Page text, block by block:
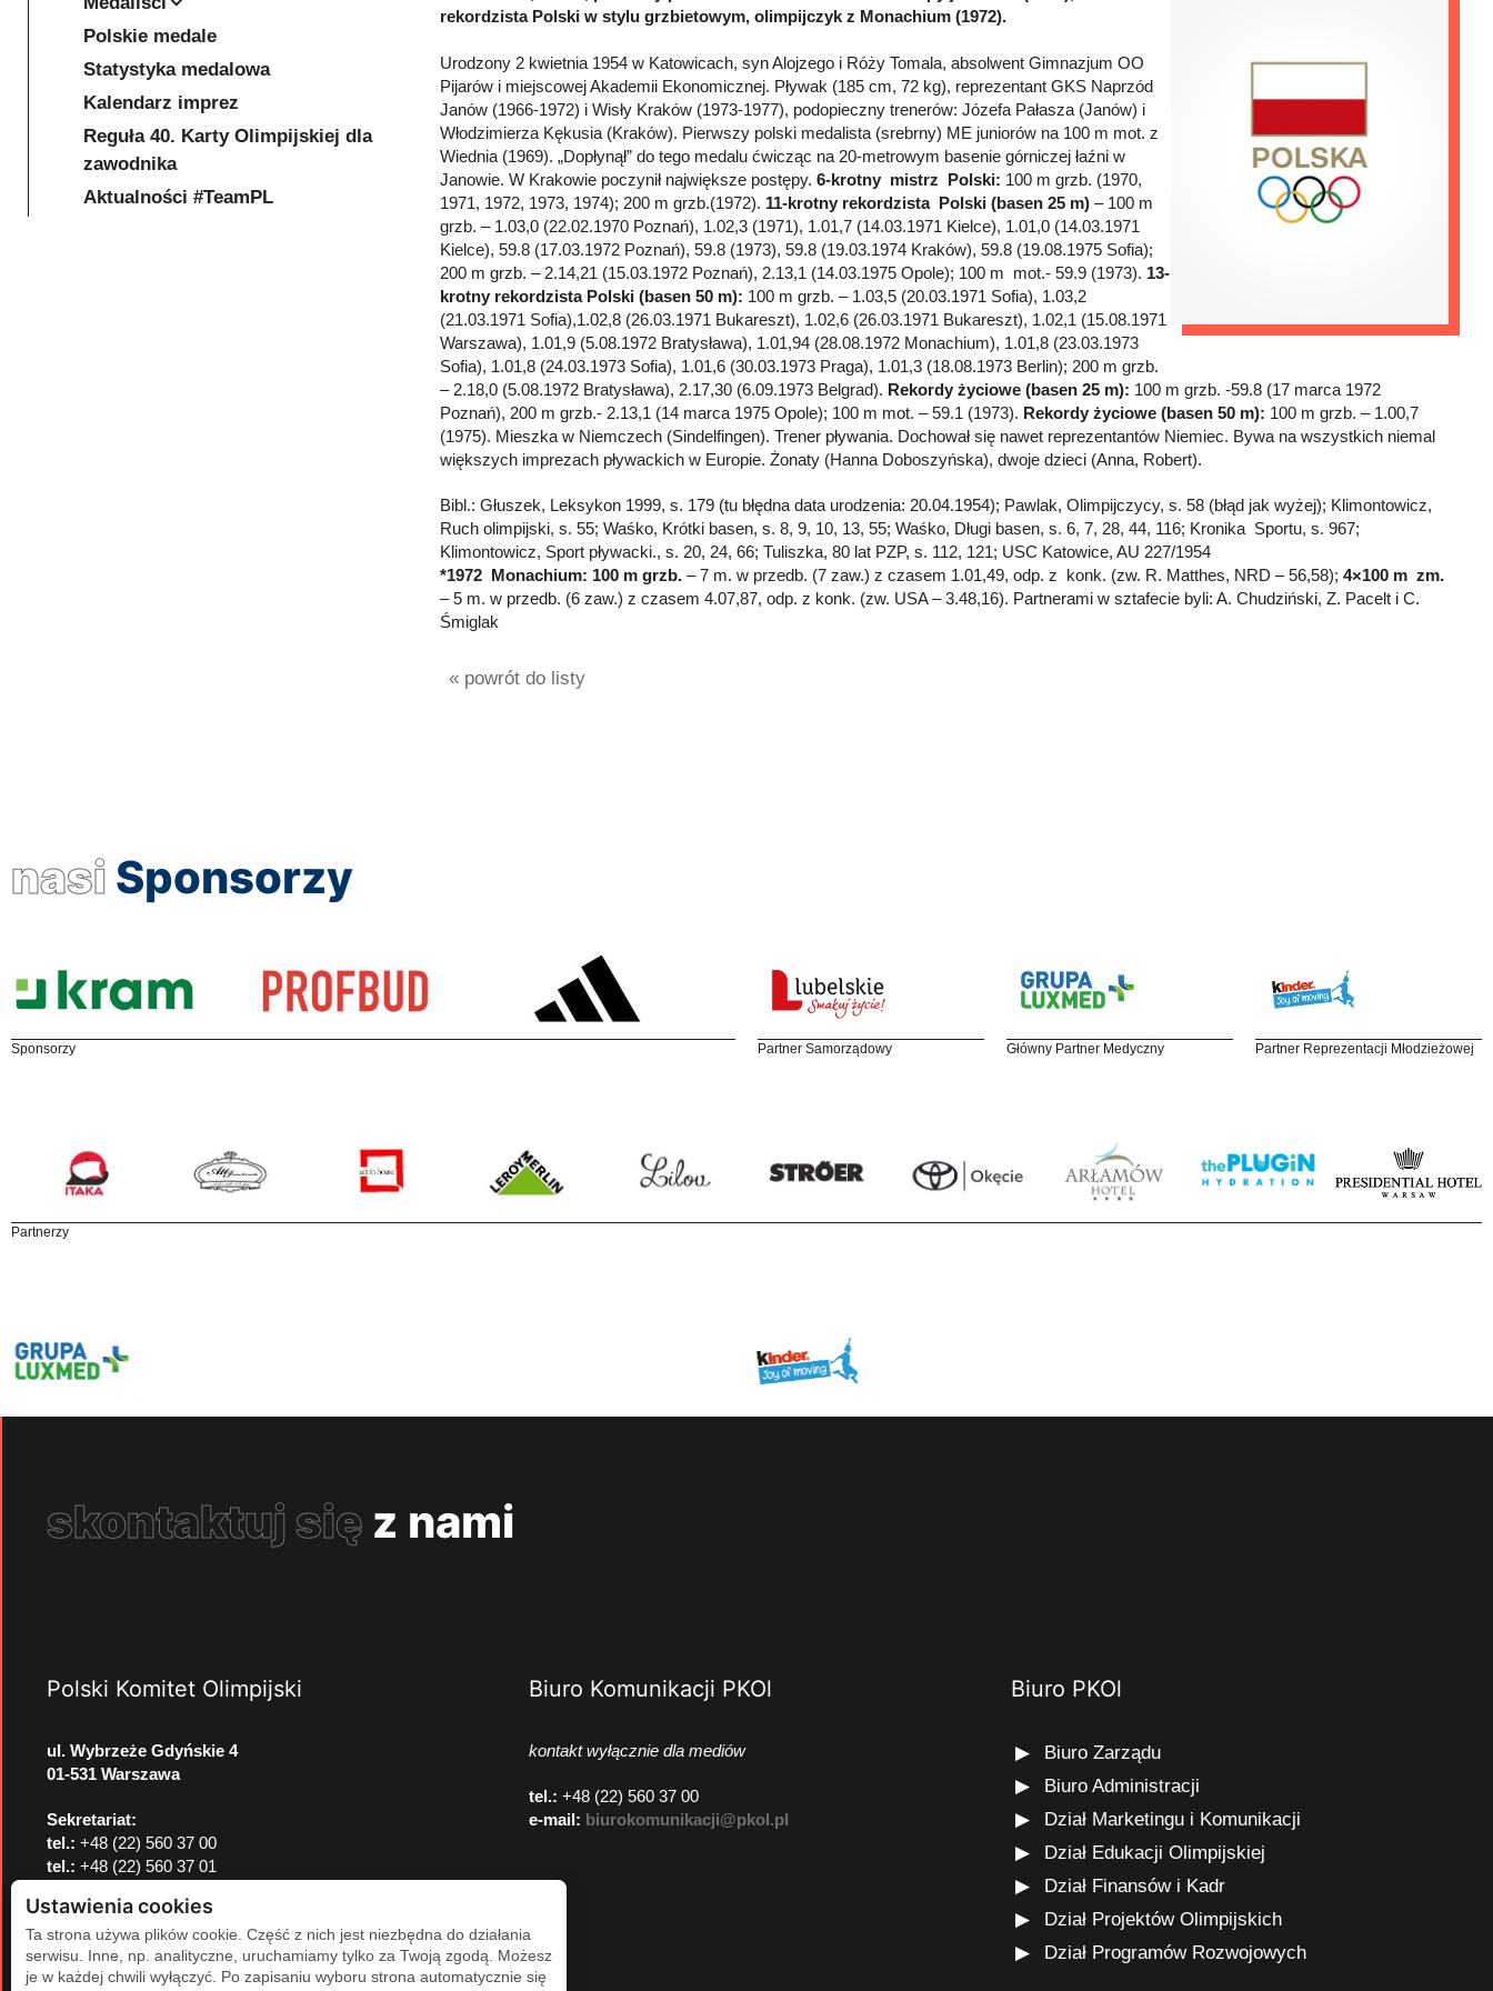
rekordzista Polski w stylu grzbietowym, olimpijczyk z Monachium (1972).
Urodzony 2 kwietnia 1954 w Katowicach, syn Alojzego i Róży Tomala, absolwent Gimnazjum OO
Pijarów i miejscowej Akademii Ekonomicznej. Pływak (185 cm, 72 kg), reprezentant GKS Naprzód
Janów (1966-1972) i Wisły Kraków (1973-1977), podopieczny trenerów: Józefa Pałasza (Janów) i
Włodzimierza Kękusia (Kraków). Pierwszy polski medalista (srebrny) ME juniorów na 100 m mot. z
Wiednia (1969). „Dopłynął” do tego medalu ćwicząc na 20-metrowym basenie górniczej łaźni w
Janowie. W Krakowie poczynił największe postępy. 6-krotny mistrz Polski: 100 m grzb. (1970,
1971, 1972, 1973, 1974); 200 m grzb.(1972). 11-krotny rekordzista Polski (basen 25 m) – 100 m
grzb. – 1.03,0 (22.02.1970 Poznań), 1.02,3 (1971), 1.01,7 (14.03.1971 Kielce), 1.01,0 (14.03.1971
Kielce), 59.8 (17.03.1972 Poznań), 59.8 (1973), 59.8 (19.03.1974 Kraków), 59.8 (19.08.1975 Sofia);
200 m grzb. – 2.14,21 (15.03.1972 Poznań), 2.13,1 (14.03.1975 Opole); 100 m mot.- 59.9 (1973). 13-
krotny rekordzista Polski (basen 50 m): 100 m grzb. – 1.03,5 (20.03.1971 Sofia), 1.03,2
(21.03.1971 Sofia),1.02,8 (26.03.1971 Bukareszt), 1.02,6 (26.03.1971 Bukareszt), 1.02,1 (15.08.1971
Warszawa), 1.01,9 (5.08.1972 Bratysława), 1.01,94 (28.08.1972 Monachium), 1.01,8 (23.03.1973
Sofia), 1.01,8 (24.03.1973 Sofia), 1.01,6 (30.03.1973 Praga), 1.01,3 (18.08.1973 Berlin); 200 m grzb.
– 2.18,0 (5.08.1972 Bratysława), 2.17,30 (6.09.1973 Belgrad). Rekordy życiowe (basen 25 m): 100 m grzb. -59.8 (17 marca 1972
Poznań), 200 m grzb.- 2.13,1 (14 marca 1975 Opole); 100 m mot. – 59.1 (1973). Rekordy życiowe (basen 50 m): 100 m grzb. – 1.00,7
(1975). Mieszka w Niemczech (Sindelfingen). Trener pływania. Dochował się nawet reprezentantów Niemiec. Bywa na wszystkich niemal
większych imprezach pływackich w Europie. Żonaty (Hanna Doboszyńska), dwoje dzieci (Anna, Robert).
Bibl.: Głuszek, Leksykon 1999, s. 179 (tu błędna data urodzenia: 20.04.1954); Pawlak, Olimpijczycy, s. 58 (błąd jak wyżej); Klimontowicz,
Ruch olimpijski, s. 55; Waśko, Krótki basen, s. 8, 9, 10, 13, 55; Waśko, Długi basen, s. 6, 7, 28, 44, 116; Kronika Sportu, s. 967;
Klimontowicz, Sport pływacki., s. 20, 24, 66; Tuliszka, 80 lat PZP, s. 112, 121; USC Katowice, AU 227/1954
*1972 Monachium: 100 m grzb. – 7 m. w przedb. (7 zaw.) z czasem 1.01,49, odp. z konk. (zw. R. Matthes, NRD – 56,58); 4×100 m zm.
– 5 m. w przedb. (6 zaw.) z czasem 4.07,87, odp. z konk. (zw. USA – 3.48,16). Partnerami w sztafecie byli: A. Chudziński, Z. Pacelt i C.
Śmiglak
« powrót do listy
Polskie medale
Statystyka medalowa
Kalendarz imprez
Reguła 40. Karty Olimpijskiej dla
zawodnika
Aktualności #TeamPL
nasi Sponsorzy
Sponsorzy Partner Samorządowy Główny Partner Medyczny Partner Reprezentacji Młodzieżowej
Partnerzy
skontaktuj się z nami
Polski Komitet Olimpijski
ul. Wybrzeże Gdyńskie 4
01-531 Warszawa
Sekretariat:
tel.: +48 (22) 560 37 00
tel.: +48 (22) 560 37 01
Biuro Komunikacji PKOl
kontakt wyłącznie dla mediów
tel.: +48 (22) 560 37 00
e-mail: biurokomunikacji@pkol.pl
Biuro PKOl
Biuro Zarządu
Biuro Administracji
Dział Marketingu i Komunikacji
Dział Edukacji Olimpijskiej
Dział Finansów i Kadr
Dział Projektów Olimpijskich
Dział Programów Rozwojowych
Ustawienia cookies
Ta strona używa plików cookie. Część z nich jest niezbędna do działania
serwisu. Inne, np. analityczne, uruchamiamy tylko za Twoją zgodą. Możesz
je w każdej chwili wyłączyć. Po zapisaniu wyboru strona automatycznie się